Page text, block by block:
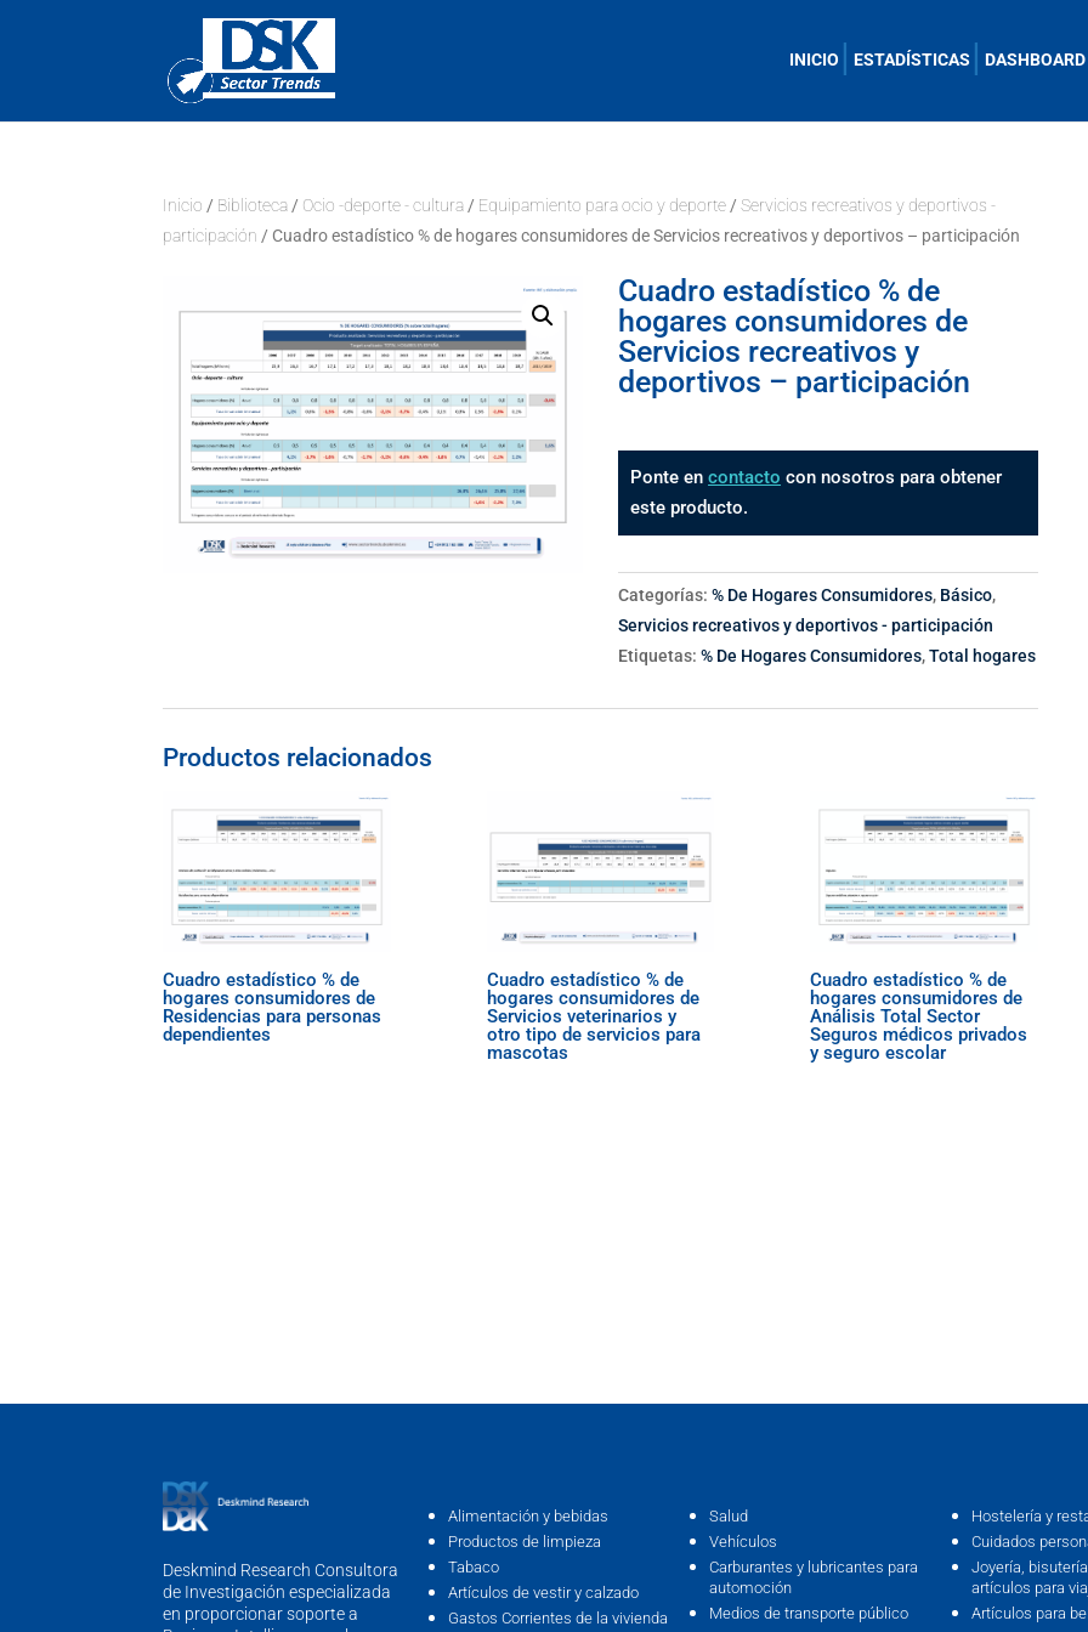
INICIO ESTADÍSTICAS DASHBOARD
Inicio / Biblioteca / Ocio -deporte - cultura / Equipamiento para ocio y deporte /Servicios recreativos y deportivos -
participación / Cuadro estadístico % de hogares consumidores de Servicios recreativos y deportivos – participación
Cuadro estadístico % de
hogares consumidores de
Servicios recreativos y
deportivos – participación
Ponte encontacto con nosotros para obtener
este producto.
Categorías:% De Hogares Consumidores, Básico,
Servicios recreativos y deportivos - participación
Etiquetas:% De Hogares Consumidores,Total hogares
Productos relacionados
Cuadro estadístico % de
hogares consumidores de
Residencias para personas
dependientes
Cuadro estadístico % de
hogares consumidores de
Servicios veterinarios y
otro tipo de servicios para
mascotas
Cuadro estadístico % de
hogares consumidores de
Análisis Total Sector
Seguros médicos privados
y seguro escolar
Deskmind Research Consultora
de Investigación especializada
en proporcionar soporte a
Alimentación y bebidas
Productos de limpieza
Tabaco
Artículos de vestir y calzado
Gastos Corrientes de la vivienda
Salud
Vehículos
Carburantes y lubricantes para
automoción
Medios de transporte público
Hostelería y
Cuidados
Joyería,
artículos para
Artículos para